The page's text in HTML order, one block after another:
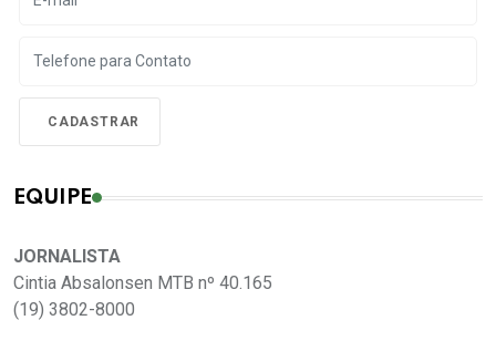
EQUIPE
JORNALISTA
Cintia Absalonsen MTB nº 40.165
(19) 3802-8000